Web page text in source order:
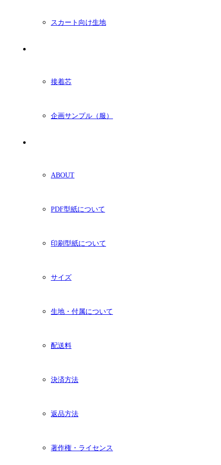
スカート向け生地
接着芯
企画サンプル（服）
ABOUT
PDF型紙について
印刷型紙について
サイズ
生地・付属について
配送料
決済方法
返品方法
著作権・ライセンス